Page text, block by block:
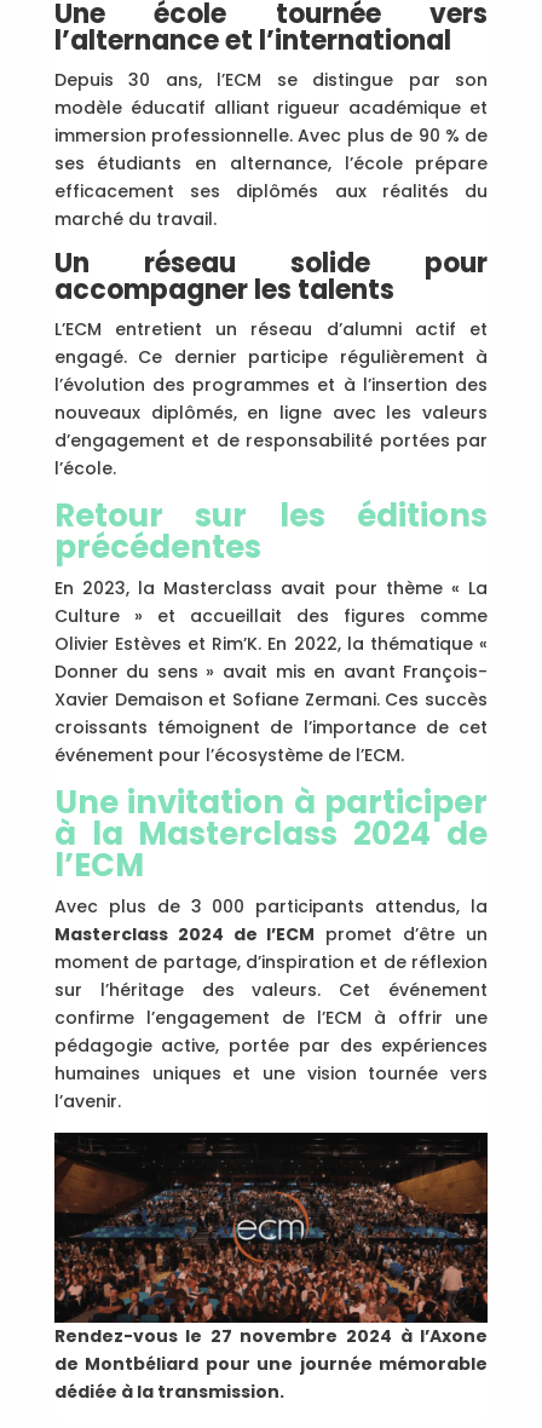
Une école tournée vers
l’alternance et l’international
Depuis 30 ans, l’ECM se distingue par son
modèle éducatif alliant rigueur académique et
immersion professionnelle. Avec plus de 90 % de
ses étudiants en alternance, l’école prépare
efficacement ses diplômés aux réalités du
marché du travail.
Un réseau solide pour
accompagner les talents
L’ECM entretient un réseau d’alumni actif et
engagé. Ce dernier participe régulièrement à
l’évolution des programmes et à l’insertion des
nouveaux diplômés, en ligne avec les valeurs
d’engagement et de responsabilité portées par
l’école.
Retour sur les éditions
précédentes
En 2023, la Masterclass avait pour thème « La
Culture » et accueillait des figures comme
Olivier Estèves et Rim’K. En 2022, la thématique «
Donner du sens » avait mis en avant François-
Xavier Demaison et Sofiane Zermani. Ces succès
croissants témoignent de l’importance de cet
événement pour l’écosystème de l’ECM.
Une invitation à participer
à la Masterclass 2024 de
l’ECM
Avec plus de 3 000 participants attendus, la
Masterclass 2024 de l’ECM promet d’être un
moment de partage, d’inspiration et de réflexion
sur l’héritage des valeurs. Cet événement
confirme l’engagement de l’ECM à offrir une
pédagogie active, portée par des expériences
humaines uniques et une vision tournée vers
l’avenir.
Rendez-vous le 27 novembre 2024 à l’Axone
de Montbéliard pour une journée mémorable
dédiée à la transmission.